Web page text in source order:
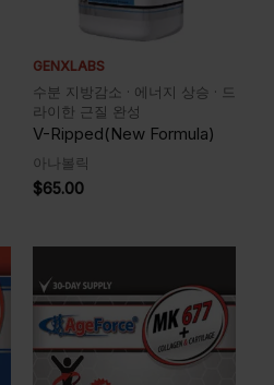
GENXLABS
수분 지방감소 · 에너지 상승 · 드
라이한 근질 완성
V-Ripped(New Formula)
아나볼릭
$65.00